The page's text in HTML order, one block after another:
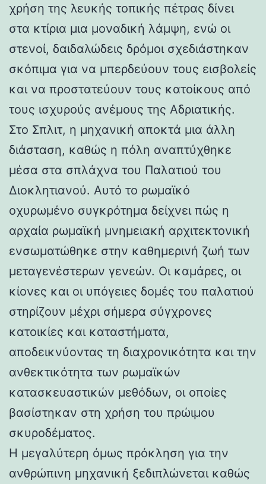
χρήση της λευκής τοπικής πέτρας δίνει
στα κτίρια μια μοναδική λάμψη, ενώ οι
στενοί, δαιδαλώδεις δρόμοι σχεδιάστηκαν
σκόπιμα για να μπερδεύουν τους εισβολείς
και να προστατεύουν τους κατοίκους από
τους ισχυρούς ανέμους της Αδριατικής.
Στο Σπλιτ, η μηχανική αποκτά μια άλλη
διάσταση, καθώς η πόλη αναπτύχθηκε
μέσα στα σπλάχνα του Παλατιού του
Διοκλητιανού. Αυτό το ρωμαϊκό
οχυρωμένο συγκρότημα δείχνει πώς η
αρχαία ρωμαϊκή μνημειακή αρχιτεκτονική
ενσωματώθηκε στην καθημερινή ζωή των
μεταγενέστερων γενεών. Οι καμάρες, οι
κίονες και οι υπόγειες δομές του παλατιού
στηρίζουν μέχρι σήμερα σύγχρονες
κατοικίες και καταστήματα,
αποδεικνύοντας τη διαχρονικότητα και την
ανθεκτικότητα των ρωμαϊκών
κατασκευαστικών μεθόδων, οι οποίες
βασίστηκαν στη χρήση του πρώιμου
σκυροδέματος.
Η μεγαλύτερη όμως πρόκληση για την
ανθρώπινη μηχανική ξεδιπλώνεται καθώς